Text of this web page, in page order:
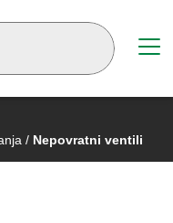
/ Nepovratni ventili